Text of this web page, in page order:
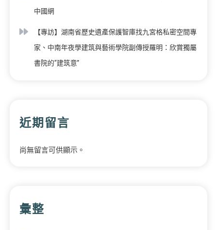
中國網
【專訪】湖南省歷史遺產保護智庫找九宮格私密空間專
家、中南年夜學建筑與藝術學院副傳授羅明：欣賞獨屬
書院的“建筑意”
近期留言
尚無留言可供顯示。
彙整